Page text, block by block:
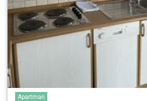
Apartman